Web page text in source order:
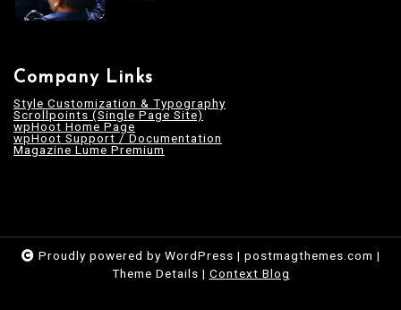
Company Links
Style Customization & Typography
Scrollpoints (Single Page Site)
wpHoot Home Page
wpHoot Support / Documentation
Magazine Lume Premium
Proudly powered by WordPress | postmagthemes.com |
Theme Details | Context Blog